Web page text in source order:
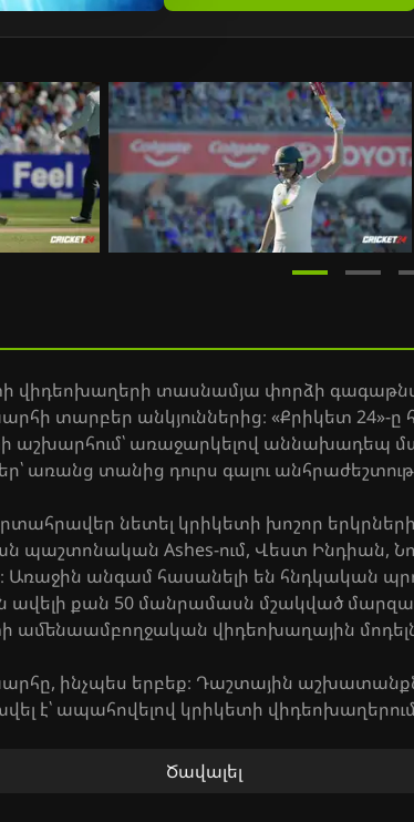
վիդեոխաղերի տասնամյա փորձի
տարբեր անկյուններից։ «Քրիկետ 24»-ը
աշխարհում՝ առաջարկելով աննախադեպ
առանց տանից դուրս գալու
նետել կրիկետի խոշոր
պաշտոնական Ashes-ում, Վեստ Ինդիան,
Առաջին անգամ հասանելի են հնդկական
ավելի քան 50 մանրամասն մշակված
ամենաամբողջական վիդեոխաղային
ինչպես երբեք։ Դաշտային
է՝ ապահովելով կրիկետի
կրիկետից մինչև միջազգային
երկրպագուների քանակը։
Ծավալել